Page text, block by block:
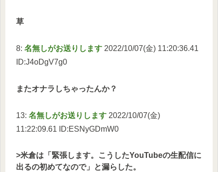
草
8: 名無しがお送りします 2022/10/07(金) 11:20:36.41
ID:J4oDgV7g0
またオナラしちゃったんか？
13: 名無しがお送りします 2022/10/07(金)
11:22:09.61 ID:ESNyGDmW0
>米倉は「緊張します。こうしたYouTubeの生配信に
出るの初めてなので」と漏らした。